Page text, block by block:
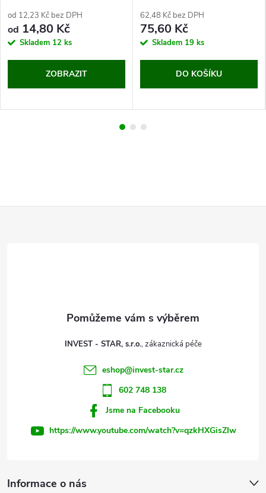
od 12,23 Kč bez DPH
od 14,80 Kč
Skladem 12 ks
ZOBRAZIT
62,48 Kč bez DPH
75,60 Kč
Skladem 19 ks
DO KOŠÍKU
Informace o nás
INVEST - STAR, s.r.o.
eshop@invest-star.cz
602 748 138
Jsme na Facebooku
https://www.youtube.com/watch?v=qzkHXGisZIw